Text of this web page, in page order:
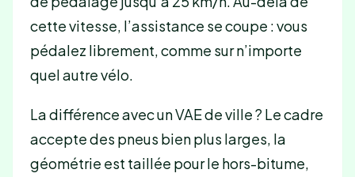
cette vitesse, l’assistance se coupe : vous
pédalez librement, comme sur n’importe
quel autre vélo.
La différence avec un VAE de ville ? Le cadre
accepte des pneus bien plus larges, la
géométrie est taillée pour le hors-bitume,